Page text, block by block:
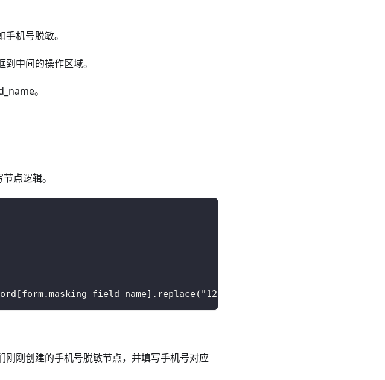
机号脱敏。
中间的操作区域。
。
点逻辑。
刚刚创建的手机号脱敏节点，并填写手机号对应